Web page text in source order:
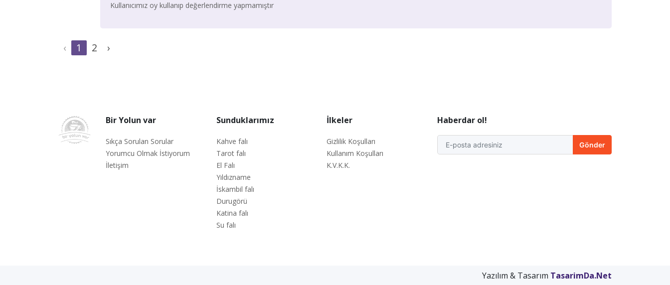
Kullanıcımız oy kullanıp değerlendirme yapmamıştır
‹ 1 2 ›
Bir Yolun var
Sıkça Sorulan Sorular
Yorumcu Olmak İstiyorum
İletişim
Sunduklarımız
Kahve falı
Tarot falı
El Falı
Yıldızname
İskambil falı
Durugörü
Katina falı
Su falı
İlkeler
Gizlilik Koşulları
Kullanım Koşulları
K.V.K.K.
Haberdar ol!
Gönder
Yazılım & Tasarım TasarimDa.Net